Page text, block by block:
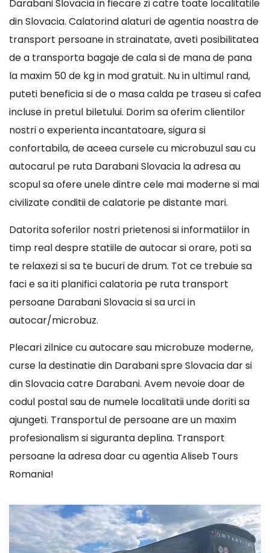
Darabani Slovacia in fiecare zi catre toate localitatile
din Slovacia. Calatorind alaturi de agentia noastra de
transport persoane in strainatate, aveti posibilitatea
de a transporta bagaje de cala si de mana de pana
la maxim 50 de kg in mod gratuit. Nu in ultimul rand,
puteti beneficia si de o masa calda pe traseu si cafea
incluse in pretul biletului. Dorim sa oferim clientilor
nostri o experienta incantatoare, sigura si
confortabila, de aceea cursele cu microbuzul sau cu
autocarul pe ruta Darabani Slovacia la adresa au
scopul sa ofere unele dintre cele mai moderne si mai
civilizate conditii de calatorie pe distante mari.
Datorita soferilor nostri prietenosi si informatiilor in
timp real despre statiile de autocar si orare, poti sa
te relaxezi si sa te bucuri de drum. Tot ce trebuie sa
faci e sa iti planifici calatoria pe ruta transport
persoane Darabani Slovacia si sa urci in
autocar/microbuz.
Plecari zilnice cu autocare sau microbuze moderne,
curse la destinatie din Darabani spre Slovacia dar si
din Slovacia catre Darabani. Avem nevoie doar de
codul postal sau de numele localitatii unde doriti sa
ajungeti. Transportul de persoane are un maxim
profesionalism si siguranta deplina. Transport
persoane la adresa doar cu agentia Aliseb Tours
Romania!
Player
video